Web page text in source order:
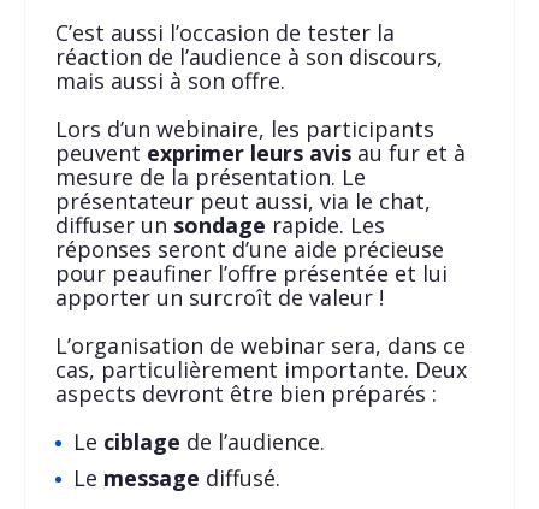
C’est aussi l’occasion de tester la
réaction de l’audience à son discours,
mais aussi à son offre.
Lors d’un webinaire, les participants
peuvent exprimer leurs avisau fur et à
mesure de la présentation. Le
présentateur peut aussi, via le chat,
diffuser un sondage rapide. Les
réponses seront d’une aide précieuse
pour peaufiner l’offre présentée et lui
apporter un surcroît de valeur !
L’organisation de webinar sera, dans ce
cas, particulièrement importante. Deux
aspects devront être bien préparés :
Le ciblage de l’audience.
Le message diffusé.